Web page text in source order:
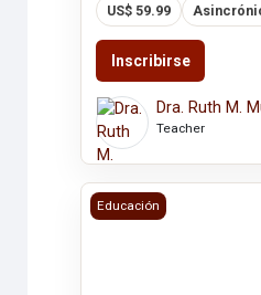
US$ 59.99
Inscribirse
Dra. Ruth M.
Teacher
SEMINARIO DE
Educación